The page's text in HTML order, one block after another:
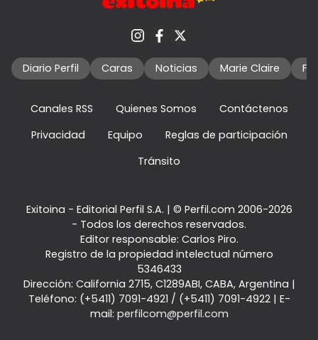
Diario Perfil Caras Noticias Marie Claire
Canales RSS Quienes Somos
Contáctenos
Privacidad
Equipo
Reglas de participación
Tránsito
Exitoina - Editorial Perfil S.A. | © Perfil.com 2006-2026
- Todos los derechos reservados.
Editor responsable: Carlos Piro.
Registro de la propiedad intelectual número
5346433
Dirección: California 2715, C1289ABI, CABA, Argentina |
Teléfono: (+5411) 7091-4921 / (+5411) 7091-4922| E-
mail: perfilcom@perfil.com